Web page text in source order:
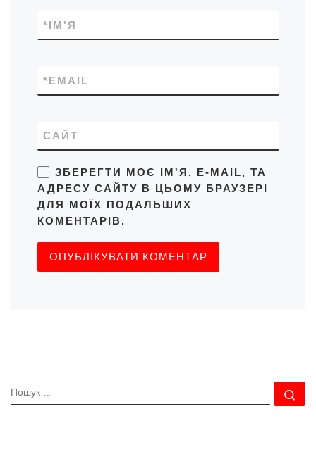
ІМ'Я
*
EMAIL
*
САЙТ
ЗБЕРЕГТИ МОЄ ІМ'Я, E-MAIL, ТА
АДРЕСУ САЙТУ В ЦЬОМУ БРАУЗЕРІ
ДЛЯ МОЇХ ПОДАЛЬШИХ
КОМЕНТАРІВ.
ПОШУК